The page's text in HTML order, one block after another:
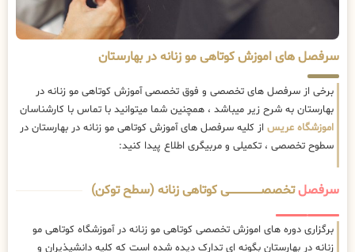
سرفصل های اموزش کوتاهی مو زنانه در بهارستان
برخی از سرفصل های تخصصی و فوق تخصصی آموزش کوتاهی مو زنانه در
بهارستان به شرح زیر میباشد ، همچنین شما میتوانید با تماس با کارشناسان
اموزشگاه عریس از کلیه سرفصل های آموزش کوتاهی مو زنانه در بهارستان در
سطوح تخصصی ، تکمیلی و مربیگری اطلاع پیدا کنید:
سرفصلتخصصــــــــــــــــــــی کوتاهی زنانه (سطح توکن)
برگزاری دوره های اموزش تخصصی کوتاهی مو زنانه در آموزشگاه کوتاهی مو
زنانه در بهارستان بگونه ای تدارک دیده شده است که کلیه دانشپذیران و